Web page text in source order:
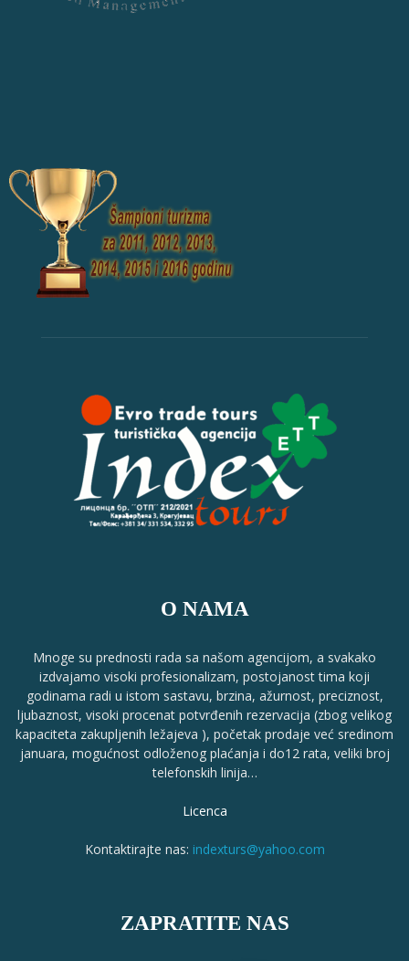
O NAMA
Mnoge su prednosti rada sa našom agencijom, a svakako
izdvajamo visoki profesionalizam, postojanost tima koji
godinama radi u istom sastavu, brzina, ažurnost, preciznost,
ljubaznost, visoki procenat potvrđenih rezervacija (zbog velikog
kapaciteta zakupljenih ležajeva ), početak prodaje već sredinom
januara, mogućnost odloženog plaćanja i do12 rata, veliki broj
telefonskih linija…
Licenca
Kontaktirajte nas: indexturs@yahoo.com
ZAPRATITE NAS